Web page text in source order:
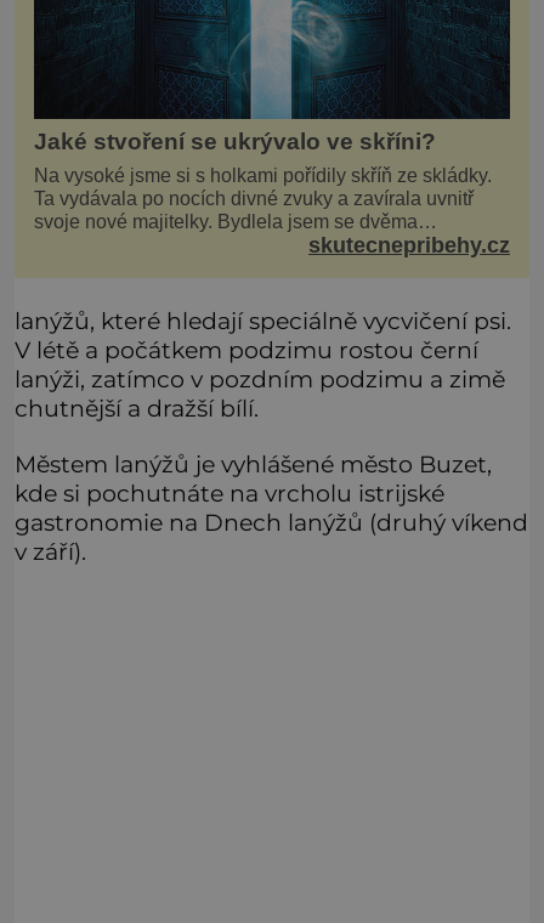
Jaké stvoření se ukrývalo ve skříni?
Na vysoké jsme si s holkami pořídily skříň ze skládky.
Ta vydávala po nocích divné zvuky a zavírala uvnitř
svoje nové majitelky. Bydlela jsem se dvěma
kamarádkami a bavilo nás zvelebovat si náš byt. Skoro
skutecnepribehy.cz
lanýžů, které hledají speciálně vycvičení psi.
V létě a počátkem podzimu rostou černí
lanýži, zatímco v pozdním podzimu a zimě
chutnější a dražší bílí.
Městem lanýžů je vyhlášené město Buzet,
kde si pochutnáte na vrcholu istrijské
gastronomie na Dnech lanýžů (druhý víkend
v září).